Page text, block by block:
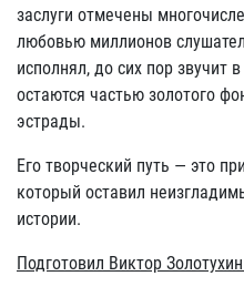
заслуги отмечены
любовью миллионов
исполнял, до сих пор звучит
остаются частью золотого
эстрады.
Его творческий путь — это
который оставил
истории.
Подготовил Виктор